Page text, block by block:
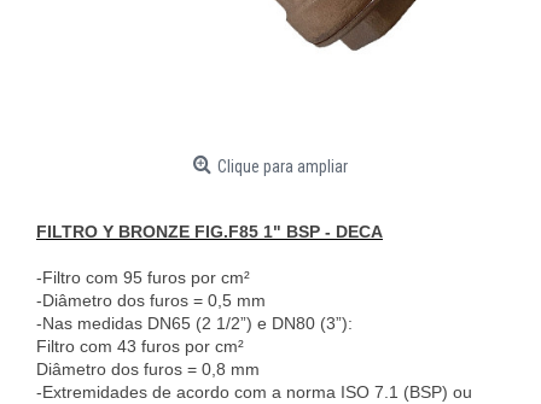
Clique para ampliar
FILTRO Y BRONZE FIG.F85 1" BSP - DECA
-Filtro com 95 furos por cm²
-Diâmetro dos furos = 0,5 mm
-Nas medidas DN65 (2 1/2”) e DN80 (3”):
Filtro com 43 furos por cm²
Diâmetro dos furos = 0,8 mm
-Extremidades de acordo com a norma ISO 7.1 (BSP) ou